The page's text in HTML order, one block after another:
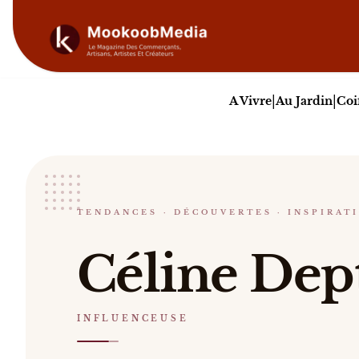
A Vivre|Au Jardin|
Céline dept
INFLUENCEUSE
Céline Dept Céline Dept est une créatrice de
Catalogue : presse, vidéos .
TENDANCES · DÉCOUVERTES ·
Céline
INFLUENCEUSE